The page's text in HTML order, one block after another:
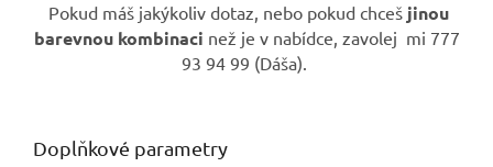
Pokud máš jakýkoliv dotaz, nebo pokud chcešjinou
barevnou kombinaci než je v nabídce, zavolej mi 777
93 94 99 (Dáša).
Doplňkové parametry